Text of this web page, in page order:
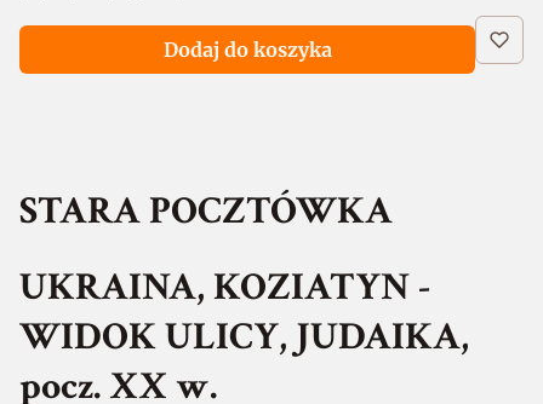
Dodaj do koszyka
STARA POCZTÓWKA
UKRAINA, KOZIATYN -
WIDOK ULICY, JUDAIKA,
pocz. XX w.